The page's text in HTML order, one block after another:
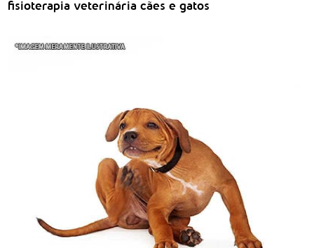
fisioterapia veterinária cães e gatos